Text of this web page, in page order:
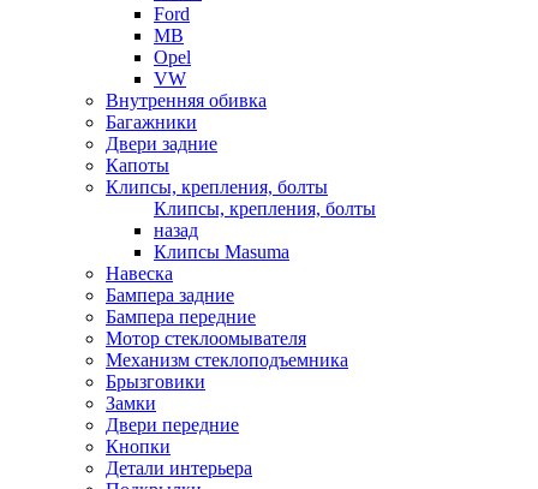
Ford
MB
Opel
VW
Внутренняя обивка
Багажники
Двери задние
Капоты
Клипсы, крепления, болты
Клипсы, крепления, болты
назад
Клипсы Masuma
Навеска
Бампера задние
Бампера передние
Мотор стеклоомывателя
Механизм стеклоподъемника
Брызговики
Замки
Двери передние
Кнопки
Детали интерьера